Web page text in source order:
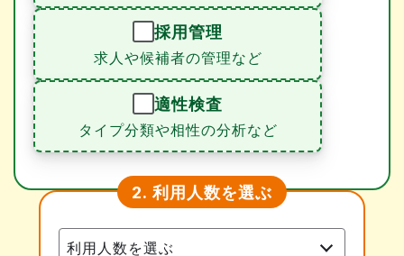
採用管理
求人や候補者の管理など
適性検査
タイプ分類や相性の分析など
2. 利用人数を選ぶ